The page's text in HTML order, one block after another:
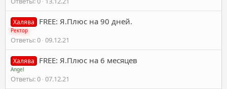
Халява FREE: Я.Плюс на 90 дней.
Ректор
Ответы 0 09.12.21
Халява FREE: Я.Плюс на 6 месяцев
Angel
Ответы 0 07.12.21